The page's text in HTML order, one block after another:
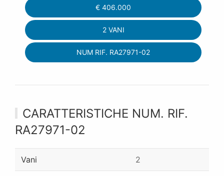
€ 406.000
2 VANI
NUM RIF. RA27971-02
CARATTERISTICHE NUM. RIF.
RA27971-02
Vani 2